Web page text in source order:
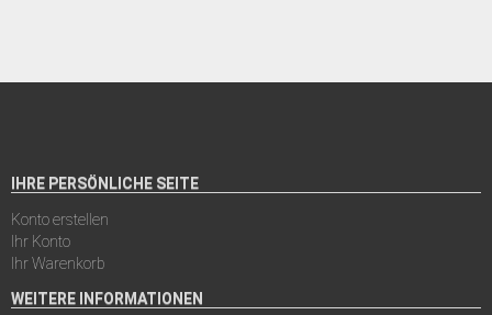
IHRE PERSÖNLICHE SEITE
Konto erstellen
Ihr Konto
Ihr Warenkorb
WEITERE INFORMATIONEN